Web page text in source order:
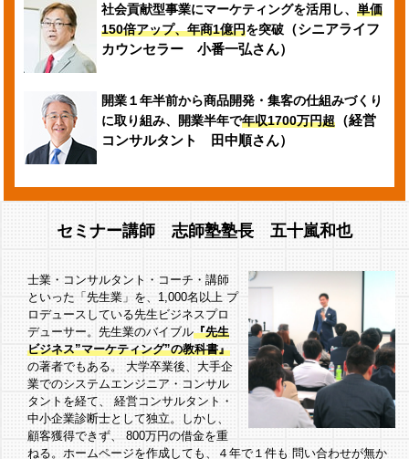
社会貢献型事業にマーケティングを活用し、単価
150倍アップ、年商1億円を突破 （シニアライフ
カウンセラー 小番一弘さん）
開業１年半前から商品開発・集客の仕組みづくり
に取り組み、 開業半年で年収1700万円超 （経営
コンサルタント 田中順さん）
セミナー講師 志師塾塾長 五十嵐和也
士業・コンサルタント・コーチ・講師
といった「先生業」を、1,000名以上 プ
ロデュースしている先生ビジネスプロ
デューサー。先生業のバイブル『先生
ビジネス”マーケティング”の教科書』
の著者でもある。
大学卒業後、大手企
業でのシステムエンジニア・コンサル
タントを経て、
経営コンサルタント・
中小企業診断士として独立。しかし、
顧客獲得できず、
800万円の借金を重
ねる。ホームページを作成しても、４年で１件も 問い合わせが無か